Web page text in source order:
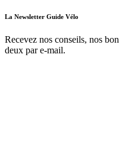
La Newsletter Guide Vélo
Recevez nos conseils, nos
deux par e-mail.